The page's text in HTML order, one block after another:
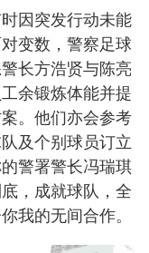
因突发行动未能
变数，警察足球
长方浩贤与陈亮
余锻炼体能并提
。他们亦会参考
及个别球员订立
警署警长冯瑞琪
，成就球队，全
我的无间合作。